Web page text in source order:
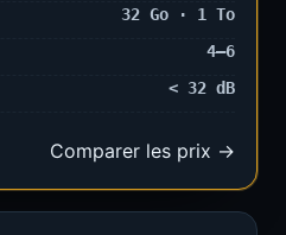
32 Go · 1 To
4–6
< 32 dB
Comparer les prix →